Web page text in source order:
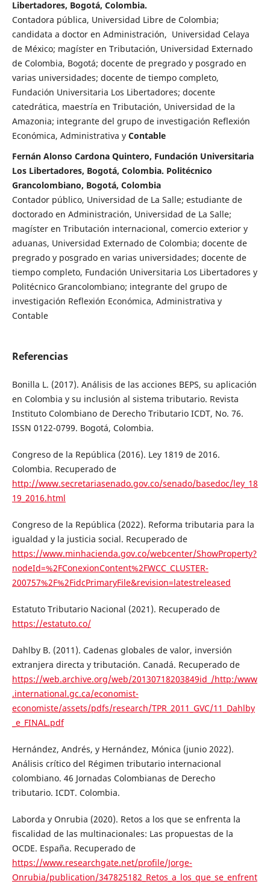
Libertadores, Bogotá, Colombia.
Contadora pública, Universidad Libre de Colombia;
candidata a doctor en Administración, Universidad Celaya
de México; magíster en Tributación, Universidad Externado
de Colombia, Bogotá; docente de pregrado y posgrado en
varias universidades; docente de tiempo completo,
Fundación Universitaria Los Libertadores; docente
catedrática, maestría en Tributación, Universidad de la
Amazonia; integrante del grupo de investigación Reflexión
Económica, Administrativa y Contable
Fernán Alonso Cardona Quintero, Fundación Universitaria
Los Libertadores, Bogotá, Colombia. Politécnico
Grancolombiano, Bogotá, Colombia
Contador público, Universidad de La Salle; estudiante de
doctorado en Administración, Universidad de La Salle;
magíster en Tributación internacional, comercio exterior y
aduanas, Universidad Externado de Colombia; docente de
pregrado y posgrado en varias universidades; docente de
tiempo completo, Fundación Universitaria Los Libertadores y
Politécnico Grancolombiano; integrante del grupo de
investigación Reflexión Económica, Administrativa y
Contable
Referencias
Bonilla L. (2017). Análisis de las acciones BEPS, su aplicación
en Colombia y su inclusión al sistema tributario. Revista
Instituto Colombiano de Derecho Tributario ICDT, No. 76.
ISSN 0122-0799. Bogotá, Colombia.
Congreso de la República (2016). Ley 1819 de 2016.
Colombia. Recuperado de
http://www.secretariasenado.gov.co/senado/basedoc/ley_18
19_2016.html
Congreso de la República (2022). Reforma tributaria para la
igualdad y la justicia social. Recuperado de
https://www.minhacienda.gov.co/webcenter/ShowProperty?
nodeId=%2FConexionContent%2FWCC_CLUSTER-
200757%2F%2FidcPrimaryFile&revision=latestreleased
Estatuto Tributario Nacional (2021). Recuperado de
https://estatuto.co/
Dahlby B. (2011). Cadenas globales de valor, inversión
extranjera directa y tributación. Canadá. Recuperado de
https://web.archive.org/web/20130718203849id_/http:/www
.international.gc.ca/economist-
economiste/assets/pdfs/research/TPR_2011_GVC/11_Dahlby
_e_FINAL.pdf
Hernández, Andrés, y Hernández, Mónica (junio 2022).
Análisis crítico del Régimen tributario internacional
colombiano. 46 Jornadas Colombianas de Derecho
tributario. ICDT. Colombia.
Laborda y Onrubia (2020). Retos a los que se enfrenta la
fiscalidad de las multinacionales: Las propuestas de la
OCDE. España. Recuperado de
https://www.researchgate.net/profile/Jorge-
Onrubia/publication/347825182_Retos_a_los_que_se_enfrent